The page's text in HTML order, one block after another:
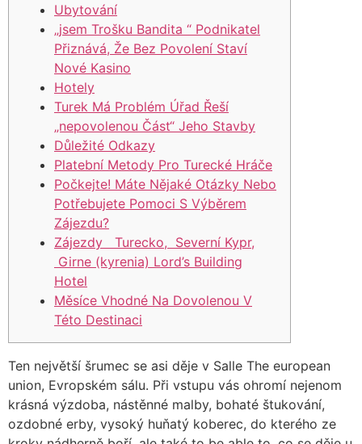
Ubytování
„jsem Trošku Bandita “ Podnikatel
Přiznává, Že Bez Povolení Staví
Nové Kasino
Hotely
Turek Má Problém Úřad Řeší
„nepovolenou Část“ Jeho Stavby
Důležité Odkazy
Platební Metody Pro Turecké Hráče
Počkejte! Máte Nějaké Otázky Nebo
Potřebujete Pomoci S Výběrem
Zájezdu?
Zájezdy Turecko, Severní Kypr,
Girne (kyrenia) Lord’s Building
Hotel
Měsíce Vhodné Na Dovolenou V
Této Destinaci
Ten největší šrumec se asi děje v Salle The european
union, Evropském sálu. Při vstupu vás ohromí nejenom
krásná výzdoba, nástěnné malby, bohaté štukování,
ozdobné erby, vysoký huňatý koberec, do kterého ze